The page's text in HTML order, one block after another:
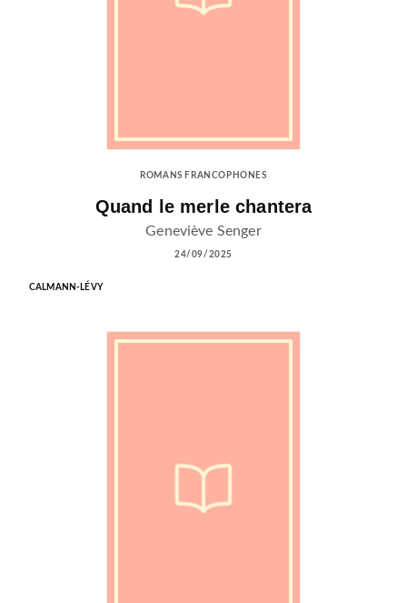
ROMANS FRANCOPHONES
Quand le merle chantera
Geneviève Senger
24/09/2025
CALMANN-LÉVY